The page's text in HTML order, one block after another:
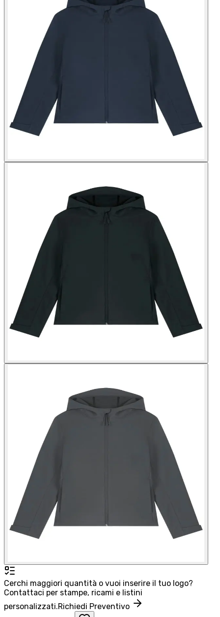
Cerchi maggiori quantità o vuoi inserire il tuo logo?
Contattaci per stampe, ricami e listini
personalizzati.Richiedi Preventivo